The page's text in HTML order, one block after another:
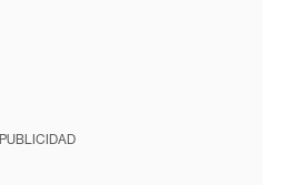
PUBLICIDAD